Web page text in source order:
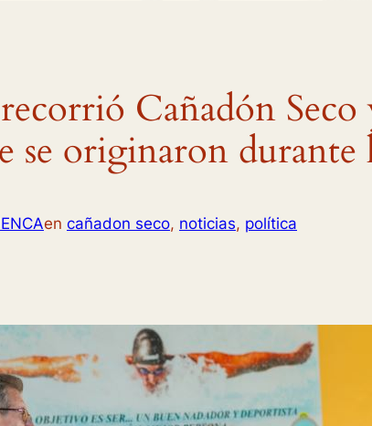
Cañadón
se originaron durante
en cañadon seco, noticias, política